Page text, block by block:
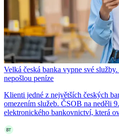
Velká česká banka vypne své
nepošlou peníze
Klienti jedné z největších českých
omezením služeb. ČSOB na neděli
elektronického bankovnictví, která